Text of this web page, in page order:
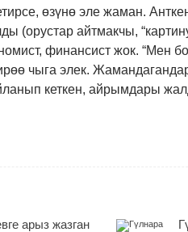
өзүнө эле жаман.
(орустар айтмакчы,
финансист жок. “Мен
чыга элек.
кеткен, айрымдары
арыз жазган